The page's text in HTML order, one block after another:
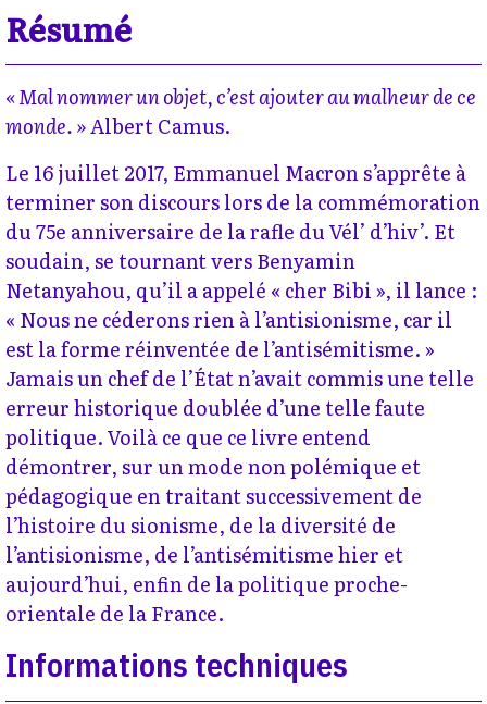
Résumé
« Mal nommer un objet, c’est ajouter au malheur de ce
monde. »Albert Camus.
Le 16 juillet 2017, Emmanuel Macron s’apprête à
terminer son discours lors de la commémoration
du 75e anniversaire de la rafle du Vél’ d’hiv’. Et
soudain, se tournant vers Benyamin
Netanyahou, qu’il a appelé « cher Bibi », il lance :
« Nous ne céderons rien à l’antisionisme, car il
est la forme réinventée de l’antisémitisme. »
Jamais un chef de l’État n’avait commis une telle
erreur historique doublée d’une telle faute
politique. Voilà ce que ce livre entend
démontrer, sur un mode non polémique et
pédagogique en traitant successivement de
l’histoire du sionisme, de la diversité de
l’antisionisme, de l’antisémitisme hier et
aujourd’hui, enfin de la politique proche-
orientale de la France.
Informations techniques